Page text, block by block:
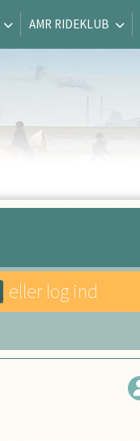
AMR RIDEKLUB
eller log ind